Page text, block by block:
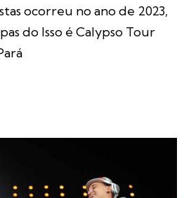
ocorreu no ano de 2023,
do Isso é Calypso Tour